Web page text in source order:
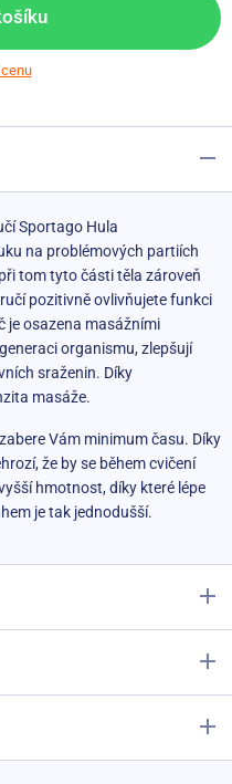
Sportago Hula
na problémových partiích
tom tyto části těla zároveň
pozitivně ovlivňujete funkci
je osazena masážními
organismu, zlepšují
sraženin. Díky
masáže.
Vám minimum času. Díky
že by se během cvičení
hmotnost, díky které lépe
je tak jednodušší.